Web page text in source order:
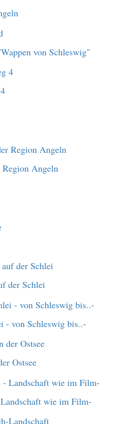
von Schleswig"
Angeln
der Schlei
- von Schleswig bis..-
Ostsee
wie im Film-